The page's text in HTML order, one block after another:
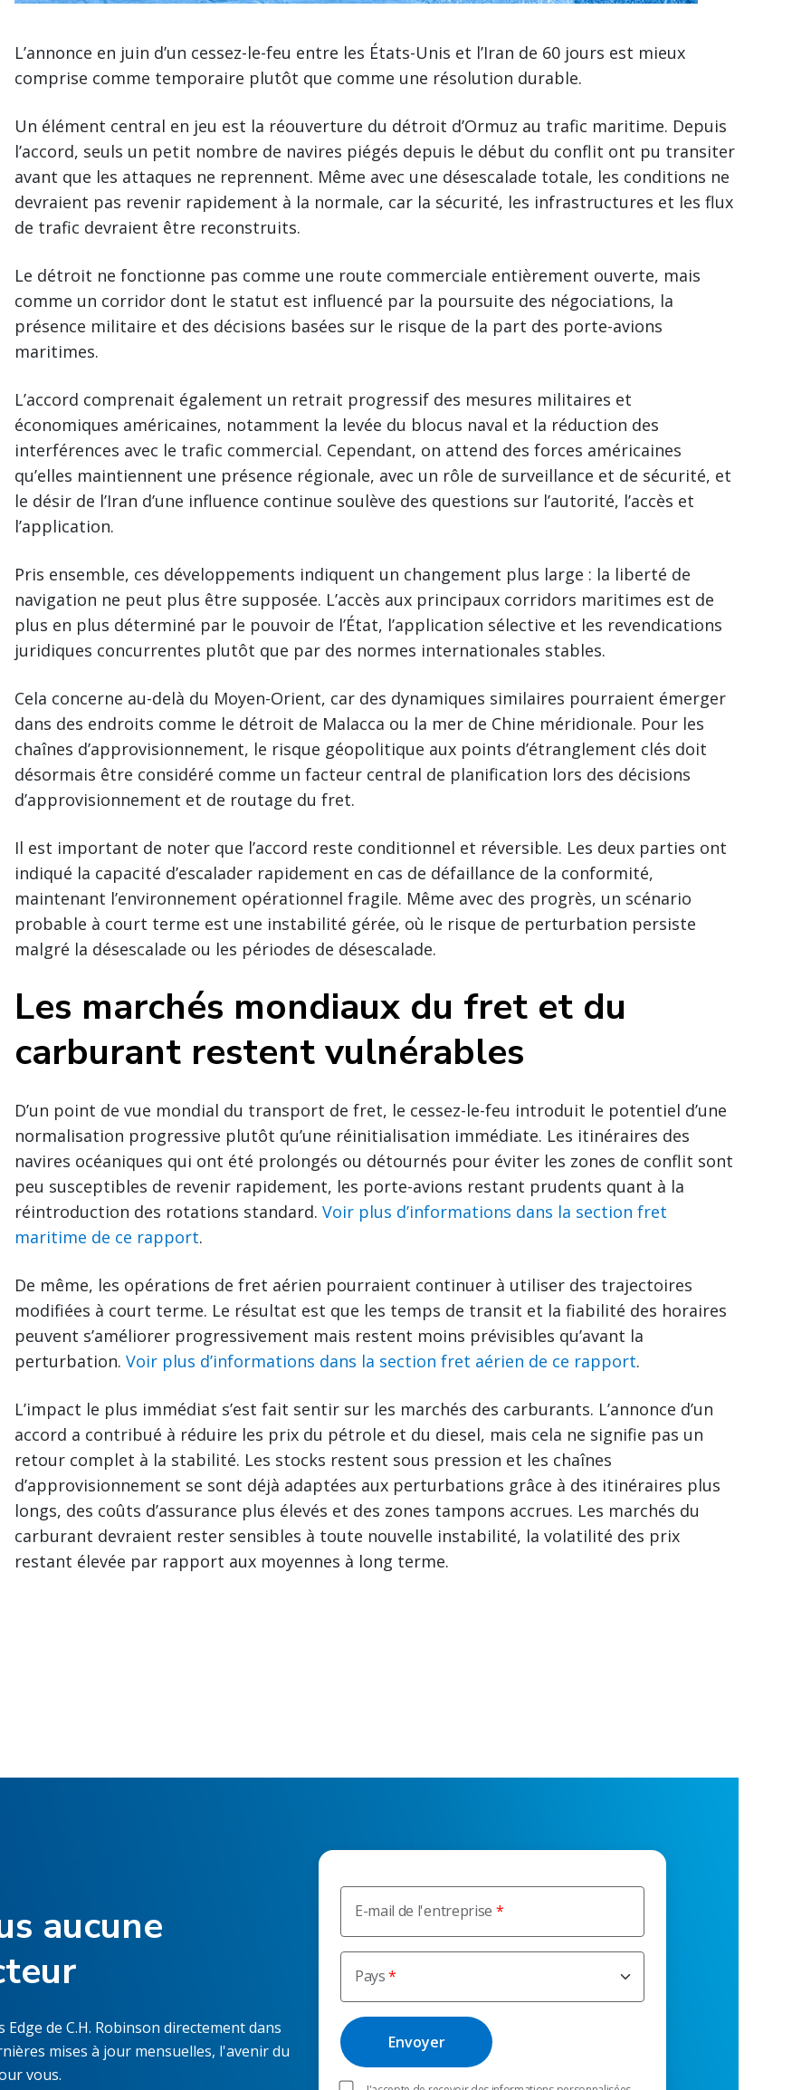
L’annonce en juin d’un cessez-le-feu entre les États-Unis et l’Iran de 60 jours est mieux
comprise comme temporaire plutôt que comme une résolution durable.
Un élément central en jeu est la réouverture du détroit d’Ormuz au trafic maritime. Depuis
l’accord, seuls un petit nombre de navires piégés depuis le début du conflit ont pu transiter
avant que les attaques ne reprennent. Même avec une désescalade totale, les conditions ne
devraient pas revenir rapidement à la normale, car la sécurité, les infrastructures et les flux
de trafic devraient être reconstruits.
Le détroit ne fonctionne pas comme une route commerciale entièrement ouverte, mais
comme un corridor dont le statut est influencé par la poursuite des négociations, la
présence militaire et des décisions basées sur le risque de la part des porte-avions
maritimes.
L’accord comprenait également un retrait progressif des mesures militaires et
économiques américaines, notamment la levée du blocus naval et la réduction des
interférences avec le trafic commercial. Cependant, on attend des forces américaines
qu’elles maintiennent une présence régionale, avec un rôle de surveillance et de sécurité, et
le désir de l’Iran d’une influence continue soulève des questions sur l’autorité, l’accès et
l’application.
Pris ensemble, ces développements indiquent un changement plus large : la liberté de
navigation ne peut plus être supposée. L’accès aux principaux corridors maritimes est de
plus en plus déterminé par le pouvoir de l’État, l’application sélective et les revendications
juridiques concurrentes plutôt que par des normes internationales stables.
Cela concerne au-delà du Moyen-Orient, car des dynamiques similaires pourraient émerger
dans des endroits comme le détroit de Malacca ou la mer de Chine méridionale. Pour les
chaînes d’approvisionnement, le risque géopolitique aux points d’étranglement clés doit
désormais être considéré comme un facteur central de planification lors des décisions
d’approvisionnement et de routage du fret.
Il est important de noter que l’accord reste conditionnel et réversible. Les deux parties ont
indiqué la capacité d’escalader rapidement en cas de défaillance de la conformité,
maintenant l’environnement opérationnel fragile. Même avec des progrès, un scénario
probable à court terme est une instabilité gérée, où le risque de perturbation persiste
malgré la désescalade ou les périodes de désescalade.
Les marchés mondiaux du fret et du
carburant restent vulnérables
D’un point de vue mondial du transport de fret, le cessez-le-feu introduit le potentiel d’une
normalisation progressive plutôt qu’une réinitialisation immédiate. Les itinéraires des
navires océaniques qui ont été prolongés ou détournés pour éviter les zones de conflit sont
peu susceptibles de revenir rapidement, les porte-avions restant prudents quant à la
réintroduction des rotations standard. Voir plus d’informations dans la section fret
maritime de ce rapport.
De même, les opérations de fret aérien pourraient continuer à utiliser des trajectoires
modifiées à court terme. Le résultat est que les temps de transit et la fiabilité des horaires
peuvent s’améliorer progressivement mais restent moins prévisibles qu’avant la
perturbation. Voir plus d’informations dans la section fret aérien de ce rapport.
L’impact le plus immédiat s’est fait sentir sur les marchés des carburants. L’annonce d’un
accord a contribué à réduire les prix du pétrole et du diesel, mais cela ne signifie pas un
retour complet à la stabilité. Les stocks restent sous pression et les chaînes
d’approvisionnement se sont déjà adaptées aux perturbations grâce à des itinéraires plus
longs, des coûts d’assurance plus élevés et des zones tampons accrues. Les marchés du
carburant devraient rester sensibles à toute nouvelle instabilité, la volatilité des prix
restant élevée par rapport aux moyennes à long terme.
E-mail de l'entreprise
Pays
aucune
de C.H. Robinson directement dans
mises à jour mensuelles, l'avenir du
vous.